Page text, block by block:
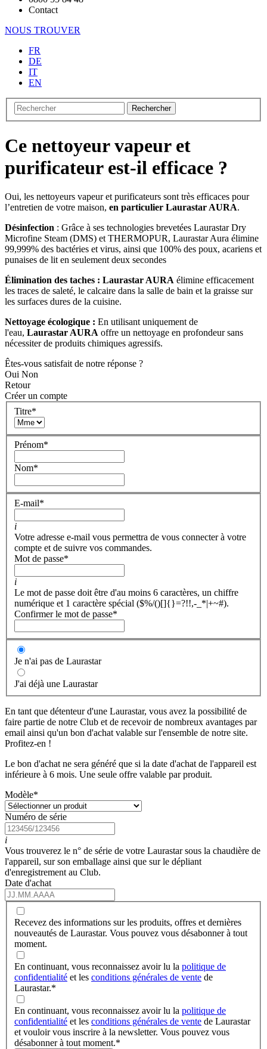
Contact
NOUS TROUVER
FR
DE
IT
EN
Rechercher
Ce nettoyeur vapeur et
purificateur est-il efficace ?
Oui, les nettoyeurs vapeur et purificateurs sont très efficaces pour
l’entretien de votre maison, en particulier Laurastar AURA.
Désinfection : Grâce à ses technologies brevetées Laurastar Dry
Microfine Steam (DMS) et THERMOPUR, Laurastar Aura élimine
99,999% des bactéries et virus, ainsi que 100% des poux, acariens et
punaises de lit en seulement deux secondes
Élimination des taches : Laurastar AURA élimine efficacement
les traces de saleté, le calcaire dans la salle de bain et la graisse sur
les surfaces dures de la cuisine.
Nettoyage écologique : En utilisant uniquement de
l'eau, Laurastar AURA offre un nettoyage en profondeur sans
nécessiter de produits chimiques agressifs.
Êtes-vous satisfait de notre réponse ?
Oui Non
Retour
Créer un compte
Titre*
Prénom*
Nom*
E-mail*
i
Votre adresse e-mail vous permettra de vous connecter à votre
compte et de suivre vos commandes.
Mot de passe*
i
Le mot de passe doit être d'au moins 6 caractères, un chiffre
numérique et 1 caractère spécial ($%/()[]{}=?!!,-_*|+~#).
Confirmer le mot de passe*
Je n'ai pas de Laurastar
J'ai déjà une Laurastar
En tant que détenteur d'une Laurastar, vous avez la possibilité de
faire partie de notre Club et de recevoir de nombreux avantages par
email ainsi qu'un bon d'achat valable sur l'ensemble de notre site.
Profitez-en !
Le bon d'achat ne sera généré que si la date d'achat de l'appareil est
inférieure à 6 mois. Une seule offre valable par produit.
Modèle*
Numéro de série
i
Vous trouverez le n° de série de votre Laurastar sous la chaudière de
l'appareil, sur son emballage ainsi que sur le dépliant
d'enregistrement au Club.
Date d'achat
Recevez des informations sur les produits, offres et dernières
nouveautés de Laurastar. Vous pouvez vous désabonner à tout
moment.
En continuant, vous reconnaissez avoir lu la politique de
confidentialité et les conditions générales de vente de
Laurastar.*
En continuant, vous reconnaissez avoir lu la politique de
confidentialité et les conditions générales de vente de Laurastar
et vouloir vous inscrire à la newsletter. Vous pouvez vous
désabonner à tout moment.*